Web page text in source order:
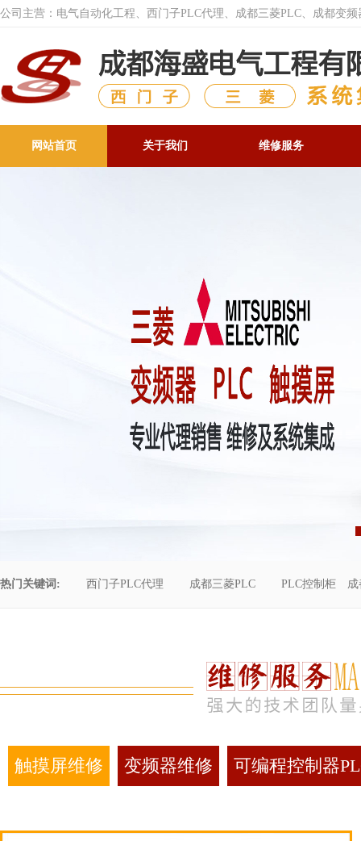
公司主营：电气自动化工程、西门子PLC代理、成都三菱PLC、成都变
网站首页 关于我们 维修服务
热门关键词: 西门子PLC代理 成都三菱PLC PLC控制柜
触摸屏维修 变频器维修 可编程控制器